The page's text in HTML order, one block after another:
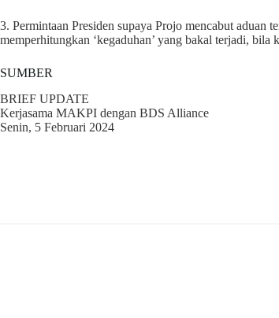
3. Permintaan Presiden supaya Projo mencabut aduan
memperhitungkan ‘kegaduhan’ yang bakal terjadi, bila
SUMBER
BRIEF UPDATE
Kerjasama MAKPI dengan BDS Alliance
Senin, 5 Februari 2024